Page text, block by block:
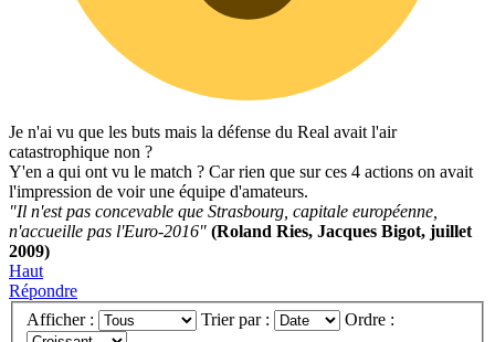
Je n'ai vu que les buts mais la défense du Real avait l'air
catastrophique non ?
Y'en a qui ont vu le match ? Car rien que sur ces 4 actions on avait
l'impression de voir une équipe d'amateurs.
"Il n'est pas concevable que Strasbourg, capitale européenne,
n'accueille pas l'Euro-2016" (Roland Ries, Jacques Bigot, juillet
2009)
Haut
Répondre
Afficher :
Trier par : Ordre :